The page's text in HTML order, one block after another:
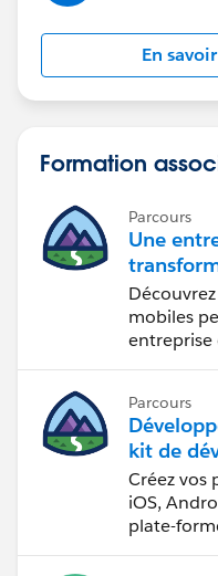
En
Formation
Parcours
Une
mobiles
Parcours
kit de
mobile
Créez vos
iOS,
plate-